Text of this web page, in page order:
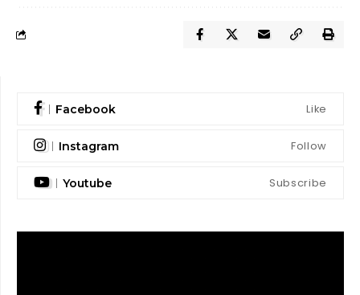
Facebook Like
Instagram Follow
Youtube Subscribe